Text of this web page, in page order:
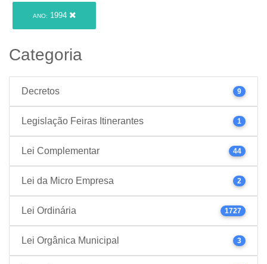
ANO: 1994
Categoria
Decretos 9
Legislação Feiras Itinerantes 1
Lei Complementar 44
Lei da Micro Empresa 2
Lei Ordinária 1727
Lei Orgânica Municipal 3